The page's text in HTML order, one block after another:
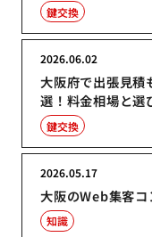
鍵交換
大阪府で出張見積
選！料金相場と選
2026.06.02
鍵交換
大阪のWeb集客
2026.05.17
知識